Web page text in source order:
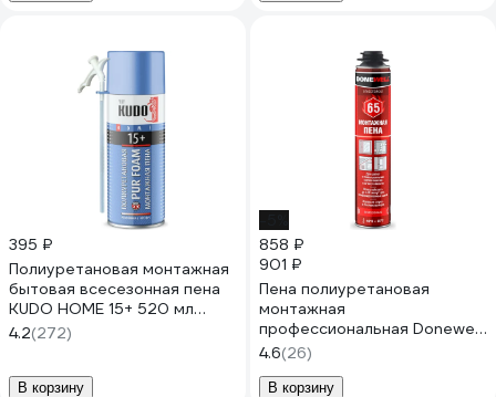
395 ₽
Полиуретановая монтажная
бытовая всесезонная пена
KUDO HOME 15+ 520 мл
KUPH05U15+
4.2(272)
В корзину
858 ₽
901 ₽
Пена полиуретановая
монтажная
профессиональная Donewell
65 огнестойкая всесезонная
DPPF10U65
4.6(26)
В корзину